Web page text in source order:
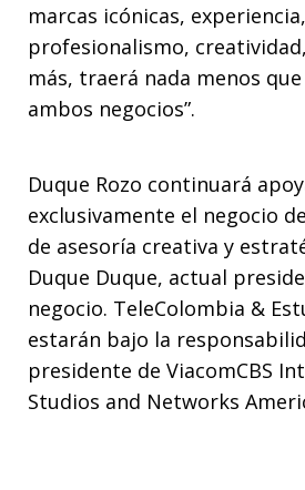
marcas icónicas, experiencia,
profesionalismo,
más, traerá nada menos
ambos negocios”.
Duque Rozo continuará
exclusivamente el negocio
de asesoría creativa y
Duque Duque, actual
negocio. TeleColombia &
estarán bajo la
presidente de ViacomCBS
Studios and Networks